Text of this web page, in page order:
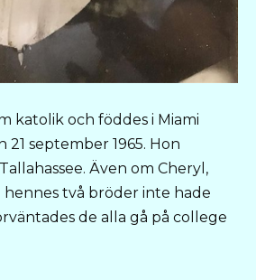
katolik och föddes i Miami
21 september 1965. Hon
Även om Cheryl,
hennes två bröder inte hade
de alla gå på college